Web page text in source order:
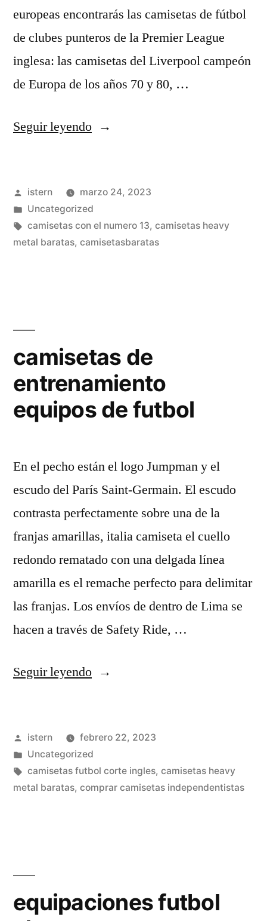
europeas encontrarás las camisetas de fútbol
de clubes punteros de la Premier League
inglesa: las camisetas del Liverpool campeón
de Europa de los años 70 y 80, …
Seguir leyendo«camiseta
Publicado
por
istern
marzo 24, 2023
Publicado
en
Uncategorized
Etiquetas:
camisetas con el numero 13, camisetas heavy
metal baratas, camisetasbaratas
camisetas de
entrenamiento
equipos de futbol
En el pecho están el logo Jumpman y el
escudo del París Saint-Germain. El escudo
contrasta perfectamente sobre una de la
franjas amarillas, italia camiseta el cuello
redondo rematado con una delgada línea
amarilla es el remache perfecto para delimitar
las franjas. Los envíos de dentro de Lima se
hacen a través de Safety Ride, …
Seguir leyendo«camisetas
equipos
de
futbol»
Publicado
por
istern
febrero 22, 2023
Publicado
en
Uncategorized
Etiquetas:
camisetas futbol corte ingles, camisetas heavy
metal baratas, comprar camisetas independentistas
equipaciones futbol